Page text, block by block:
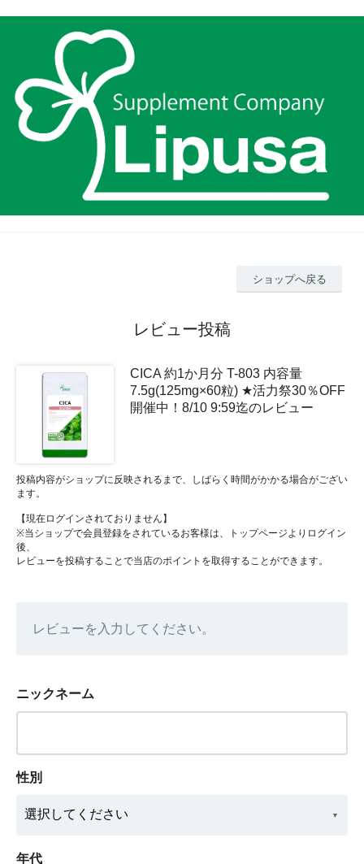
ショップへ戻る
レビュー投稿
CICA 約1か月分 T-803 内容量
7.5g(125mg×60粒) ★活力祭30％OFF
開催中！8/10 9:59迄のレビュー
投稿内容がショップに反映されるまで、しばらく時間がかかる場合がござい
ます。
【現在ログインされておりません】
※当ショップで会員登録をされているお客様は、トップページよりログイン
後、
レビューを投稿することで当店のポイントを取得することができます。
レビューを入力してください。
ニックネーム
性別
年代